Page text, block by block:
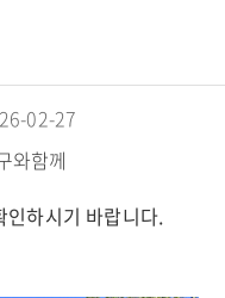
02-27
와함께
하시기 바랍니다.